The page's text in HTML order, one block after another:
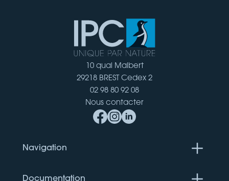
10 quai Malbert
29218 BREST Cedex 2
02 98 80 92 08
Nous contacter
Navigation
Documentation